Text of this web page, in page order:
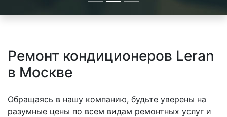
Ремонт кондиционеров Leran
в Москве
Обращаясь в нашу компанию, будьте уверены на
разумные цены по всем видам ремонтных услуг и